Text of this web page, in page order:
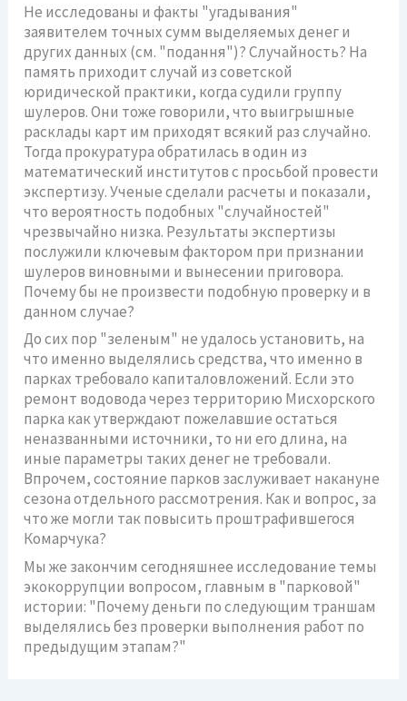
Не исследованы и факты "угадывания"
заявителем точных сумм выделяемых денег и
других данных (см. "подання")? Случайность? На
память приходит случай из советской
юридической практики, когда судили группу
шулеров. Они тоже говорили, что выигрышные
расклады карт им приходят всякий раз случайно.
Тогда прокуратура обратилась в один из
математический институтов с просьбой провести
экспертизу. Ученые сделали расчеты и показали,
что вероятность подобных "случайностей"
чрезвычайно низка. Результаты экспертизы
послужили ключевым фактором при признании
шулеров виновными и вынесении приговора.
Почему бы не произвести подобную проверку и в
данном случае?
До сих пор "зеленым" не удалось установить, на
что именно выделялись средства, что именно в
парках требовало капиталовложений. Если это
ремонт водовода через территорию Мисхорского
парка как утверждают пожелавшие остаться
неназванными источники, то ни его длина, на
иные параметры таких денег не требовали.
Впрочем, состояние парков заслуживает накануне
сезона отдельного рассмотрения. Как и вопрос, за
что же могли так повысить проштрафившегося
Комарчука?
Мы же закончим сегодняшнее исследование темы
экокоррупции вопросом, главным в "парковой"
истории: "Почему деньги по следующим траншам
выделялись без проверки выполнения работ по
предыдущим этапам?"